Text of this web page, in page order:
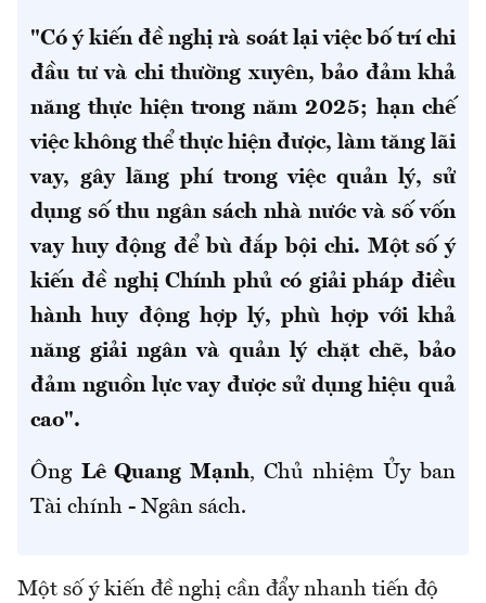
"Có ý kiến đề nghị rà soát lại việc bố trí chi
đầu tư và chi thường xuyên, bảo đảm khả
năng thực hiện trong năm 2025; hạn chế
việc không thể thực hiện được, làm tăng lãi
vay, gây lãng phí trong việc quản lý, sử
dụng số thu ngân sách nhà nước và số vốn
vay huy động để bù đắp bội chi. Một số ý
kiến đề nghị Chính phủ có giải pháp điều
hành huy động hợp lý, phù hợp với khả
năng giải ngân và quản lý chặt chẽ, bảo
đảm nguồn lực vay được sử dụng hiệu quả
cao".
Ông Lê Quang Mạnh, Chủ nhiệm Ủy ban
Tài chính - Ngân sách.
Một số ý kiến đề nghị cần đẩy nhanh tiến độ